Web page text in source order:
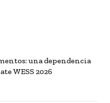
una dependencia
WESS 2026